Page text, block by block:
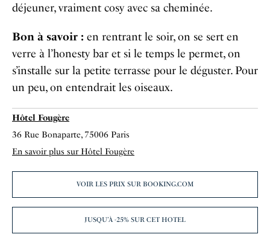
déjeuner, vraiment cosy avec sa cheminée.
Bon à savoir : en rentrant le soir, on se sert en
verre à l’honesty bar et si le temps le permet, on
s’installe sur la petite terrasse pour le déguster. Pour
un peu, on entendrait les oiseaux.
Hôtel Fougère
36 Rue Bonaparte, 75006 Paris
En savoir plus sur Hôtel Fougère
VOIR LES PRIX SUR BOOKING.COM
JUSQU’À -25% SUR CET HOTEL